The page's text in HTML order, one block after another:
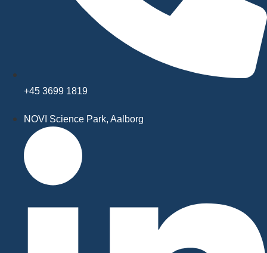
+45 3699 1819
NOVI Science Park, Aalborg